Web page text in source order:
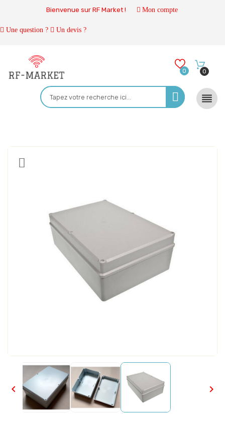
Bienvenue sur RF Market ! Mon compte
Une question ? Un devis ?
0 0

 